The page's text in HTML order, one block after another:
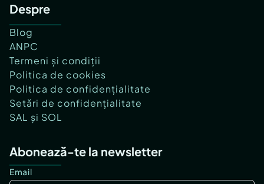
Despre
Blog
ANPC
Termeni și condiții
Politica de cookies
Politica de confidențialitate
Setări de confidențialitate
SAL și SOL
Abonează-te la newsletter
Email